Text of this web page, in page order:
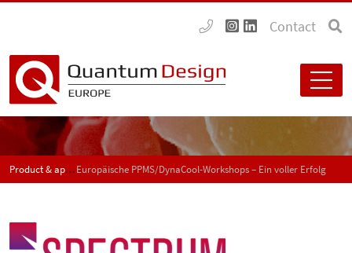
Contact
Product & application news - SPECTRUMEuropäische PPMS/DynaCool-Workshops – Ein voller Erfolg